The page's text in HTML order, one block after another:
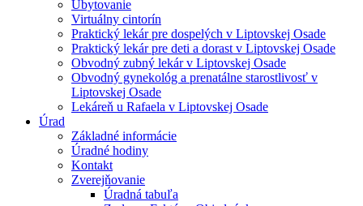
Ubytovanie
Virtuálny cintorín
Praktický lekár pre dospelých v Liptovskej Osade
Praktický lekár pre deti a dorast v Liptovskej Osade
Obvodný zubný lekár v Liptovskej Osade
Obvodný gynekológ a prenatálne starostlivosť v
Liptovskej Osade
Lekáreň u Rafaela v Liptovskej Osade
Úrad
Základné informácie
Úradné hodiny
Kontakt
Zverejňovanie
Úradná tabuľa